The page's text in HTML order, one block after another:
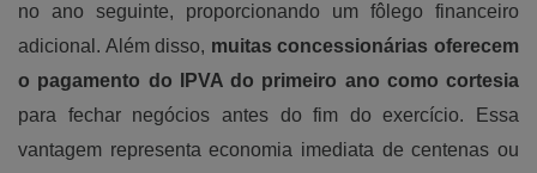
no ano seguinte, proporcionando um fôlego financeiro
adicional. Além disso, muitas concessionárias oferecem
o pagamento do IPVA do primeiro ano como cortesia
para fechar negócios antes do fim do exercício. Essa
vantagem representa economia imediata de centenas ou